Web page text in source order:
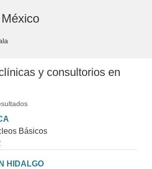
y consultorios en
Básicos
HIDALGO